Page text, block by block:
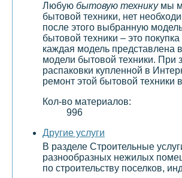
Любую бытовую техникумы
бытовой техники, нет
после этого выбранную
бытовой техники – это
каждая модель представлена
модели бытовой техники. При
распаковки купленной в
ремонт этой бытовой техники
Кол-во материалов:
996
Другие услуги
В разделе Строительные
разнообразных нежилых
по строительству поселков,